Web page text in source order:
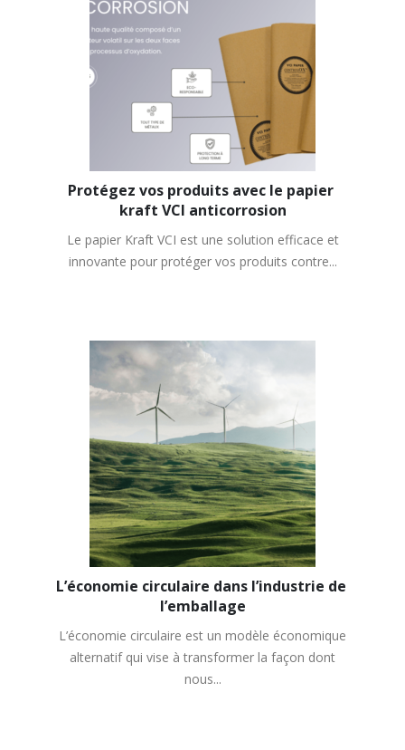
Protégez vos produits avec le papier
kraft VCI anticorrosion
Le papier Kraft VCI est une solution efficace et
innovante pour protéger vos produits contre...
L’économie circulaire dans l’industrie de
l’emballage
L’économie circulaire est un modèle économique
alternatif qui vise à transformer la façon dont
nous...